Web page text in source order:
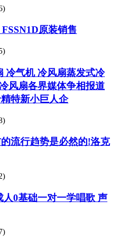
原装销售
冷气机 冷风扇蒸发式冷
风扇各界媒体争相报道
特新小巨人企
流行趋势是必然的!洛克
0基础一对一学唱歌 声